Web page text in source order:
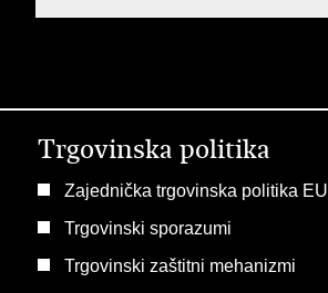
Trgovinska politika
Zajednička trgovinska politika EU
Trgovinski sporazumi
Trgovinski zaštitni mehanizmi